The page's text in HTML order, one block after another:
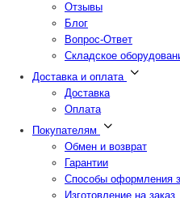
Отзывы
Блог
Вопрос-Ответ
Складское
Доставка и оплата
Доставка
Оплата
Покупателям
Обмен и возврат
Гарантии
Способы оформления
Изготовление на заказ